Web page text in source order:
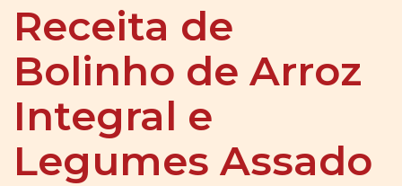
Receita de
Bolinho de Arroz
Integral e
Legumes Assado